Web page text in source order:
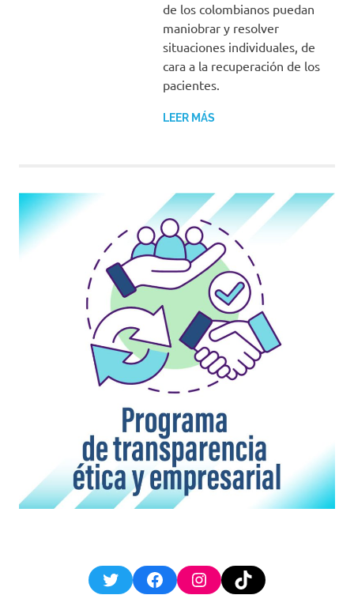
de los colombianos puedan
maniobrar y resolver
situaciones individuales, de
cara a la recuperación de los
pacientes.
LEER MÁS
TwitterFacebookInstagram
TikTok